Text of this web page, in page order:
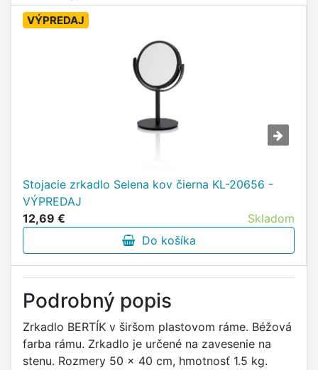
VÝPREDAJ
Stojacie zrkadlo Selena kov čierna KL-20656 -
VÝPREDAJ
12,69 €
Skladom
Do košíka
Podrobný popis
Zrkadlo BERTÍK v širšom plastovom ráme. Béžová
farba rámu. Zrkadlo je určené na zavesenie na
stenu. Rozmery 50 x 40 cm, hmotnosť 1.5 kg.